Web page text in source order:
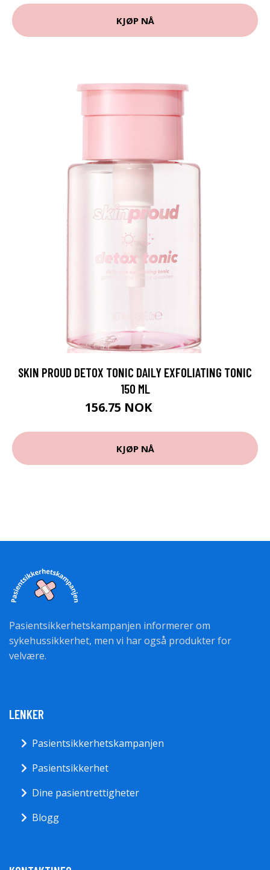
KJØP NÅ
SKIN PROUD DETOX TONIC DAILY EXFOLIATING TONIC
150 ML
156.75 NOK
KJØP NÅ
Pasientsikkerhetskampanjen informerer om
sykehussikkerhet, men vi har også produkter for
velvære.
LENKER
Pasientsikkerhetskampanjen
Pasientsikkerhet
Dine pasientrettigheter
Blogg